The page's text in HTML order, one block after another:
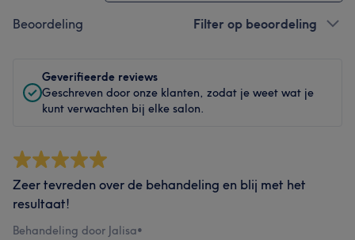
Beoordeling Filter op beoordeling
Geverifieerde reviews
Geschreven door onze klanten, zodat je weet wat je
kunt verwachten bij elke salon.
Zeer tevreden over de behandeling en blij met het
resultaat!
Behandeling door Jalisa•